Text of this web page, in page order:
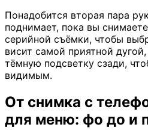
Понадобится вторая пара
поднимает, пока вы
серийной съёмки, чтобы
висит самой приятной
тёмную подсветку сзади,
видимым.
От снимка с
для меню: фо до и